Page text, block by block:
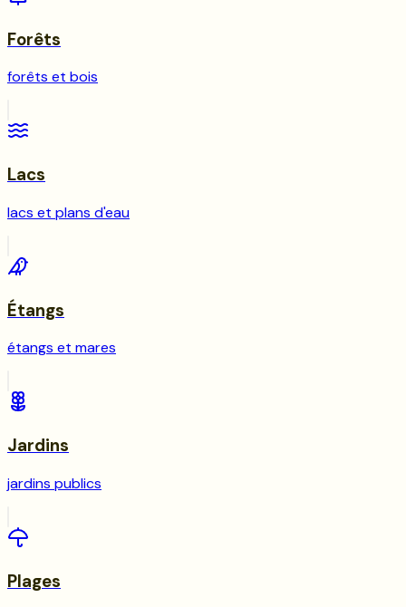
Forêts
forêts et bois
Lacs
lacs et plans d'eau
Étangs
étangs et mares
Jardins
jardins publics
Plages